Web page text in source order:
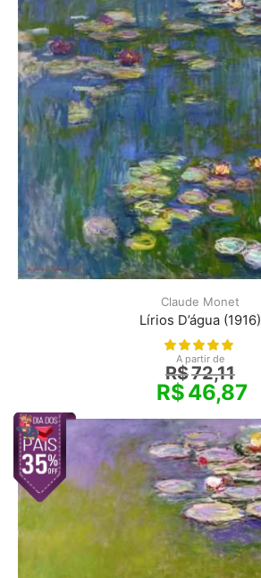
Claude Monet
Lírios D’água (1916)
A partir de
R$72,11
R$46,87